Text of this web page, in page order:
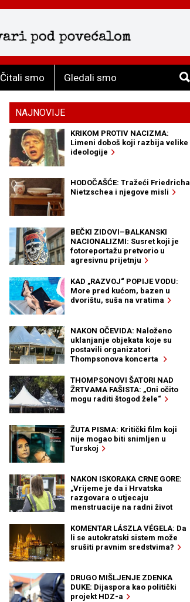
Čitali smo Gledali smo
NAJNOVIJE
KRIKOM PROTIV NACIZMA:
Limeni doboš koji razbija velike
ideologije
HODOČAŠĆE: Tražeći Friedricha
Nietzschea i njegove misli
BEČKI ZIDOVI–BALKANSKI
NACIONALIZMI: Susret koji je
fotoreportažu pretvorio u
agresivnu prijetnju
KAD „RAZVOJ“ POPIJE VODU:
More pred kućom, bazen u
dvorištu, suša na vratima
NAKON OČEVIDA: Naloženo
uklanjanje objekata koje su
postavili organizatori
Thompsonova koncerta
THOMPSONOVI ŠATORI NAD
ŽRTVAMA FAŠISTA: „Oni očito
mogu raditi štogod žele“
ŽUTA PISMA: Kritički film koji
nije mogao biti snimljen u
Turskoj
NAKON ISKORAKA CRNE GORE:
„Vrijeme je da i Hrvatska
razgovara o utjecaju
menstruacije na radni život
KOMENTAR LÁSZLA VÉGELA: Da
li se autokratski sistem može
srušiti pravnim sredstvima?
DRUGO MIŠLJENJE ZDENKA
DUKE: Dijaspora kao politički
projekt HDZ-a